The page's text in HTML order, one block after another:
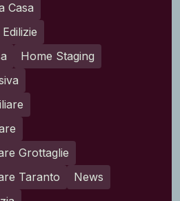
Casa
Home Staging
Grottaglie
Taranto
News